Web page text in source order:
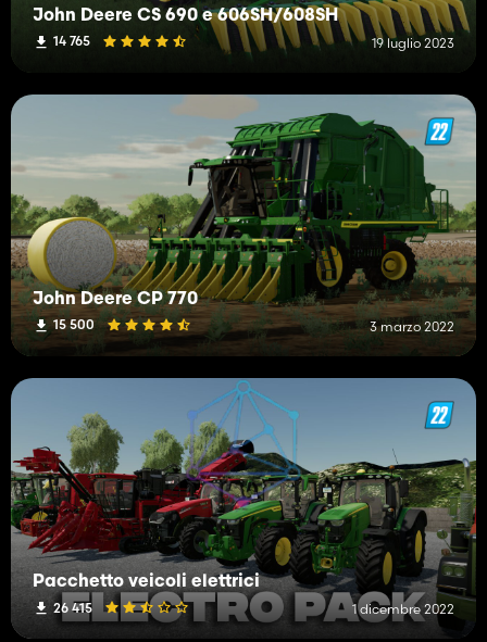
John Deere CS 690 e 606SH/608SH
14 765 19 luglio 2023
John Deere CP 770
15 500 3 marzo 2022
Pacchetto veicoli elettrici
26 415 1 dicembre 2022